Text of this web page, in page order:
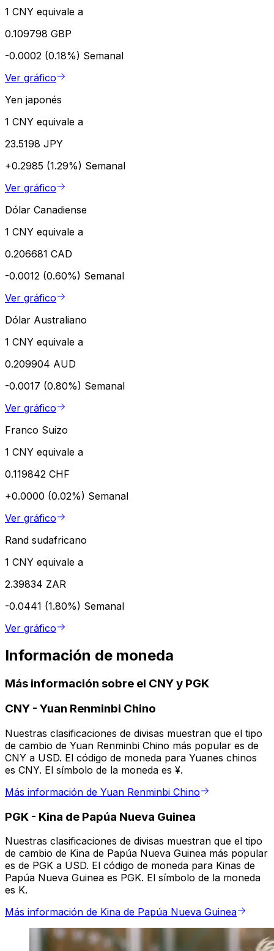
1 CNY equivale a
0.109798 GBP
-0.0002 (0.18%) Semanal
Ver gráfico
Yen japonés
1 CNY equivale a
23.5198 JPY
+0.2985 (1.29%) Semanal
Ver gráfico
Dólar Canadiense
1 CNY equivale a
0.206681 CAD
-0.0012 (0.60%) Semanal
Ver gráfico
Dólar Australiano
1 CNY equivale a
0.209904 AUD
-0.0017 (0.80%) Semanal
Ver gráfico
Franco Suizo
1 CNY equivale a
0.119842 CHF
+0.0000 (0.02%) Semanal
Ver gráfico
Rand sudafricano
1 CNY equivale a
2.39834 ZAR
-0.0441 (1.80%) Semanal
Ver gráfico
Información de moneda
Más información sobre el CNY y PGK
CNY - Yuan Renminbi Chino
Nuestras clasificaciones de divisas muestran que el tipo
de cambio de Yuan Renminbi Chino más popular es de
CNY a USD. El código de moneda para Yuanes chinos
es CNY. El símbolo de la moneda es ¥.
Más información de Yuan Renminbi Chino
PGK - Kina de Papúa Nueva Guinea
Nuestras clasificaciones de divisas muestran que el tipo
de cambio de Kina de Papúa Nueva Guinea más popular
es de PGK a USD. El código de moneda para Kinas de
Papúa Nueva Guinea es PGK. El símbolo de la moneda
es K.
Más información de Kina de Papúa Nueva Guinea